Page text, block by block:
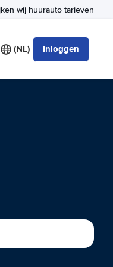
wij huurauto tarieven
(NL) Inloggen